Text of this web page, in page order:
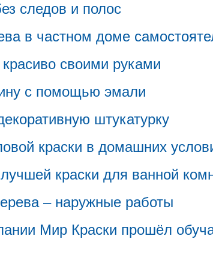
следов и полос
в частном доме
своими руками
с помощью эмали
штукатурку
краски в домашних
краски для ванной
– наружные работы
Мир Краски прошёл